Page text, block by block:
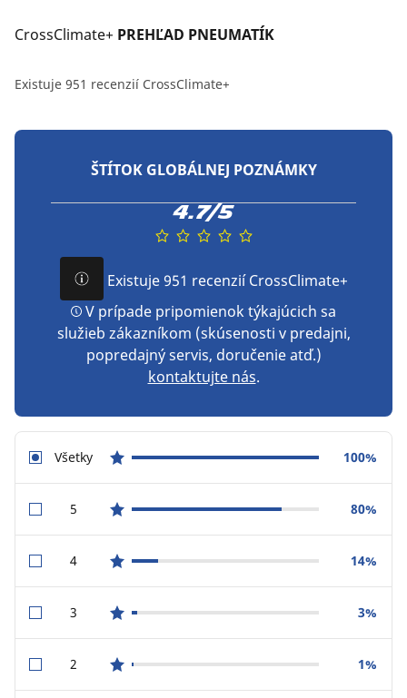
CrossClimate+ PREHĽAD PNEUMATÍK
Existuje 951 recenzií CrossClimate+
ŠTÍTOK GLOBÁLNEJ POZNÁMKY
4.7/5
Existuje 951 recenzií CrossClimate+
V prípade pripomienok týkajúcich sa
služieb zákazníkom (skúsenosti v predajni,
popredajný servis, doručenie atď.)
kontaktujte nás.
Všetkystar reviews 100%
5star reviews 80%
4star reviews 14%
3star reviews 3%
2star reviews 1%